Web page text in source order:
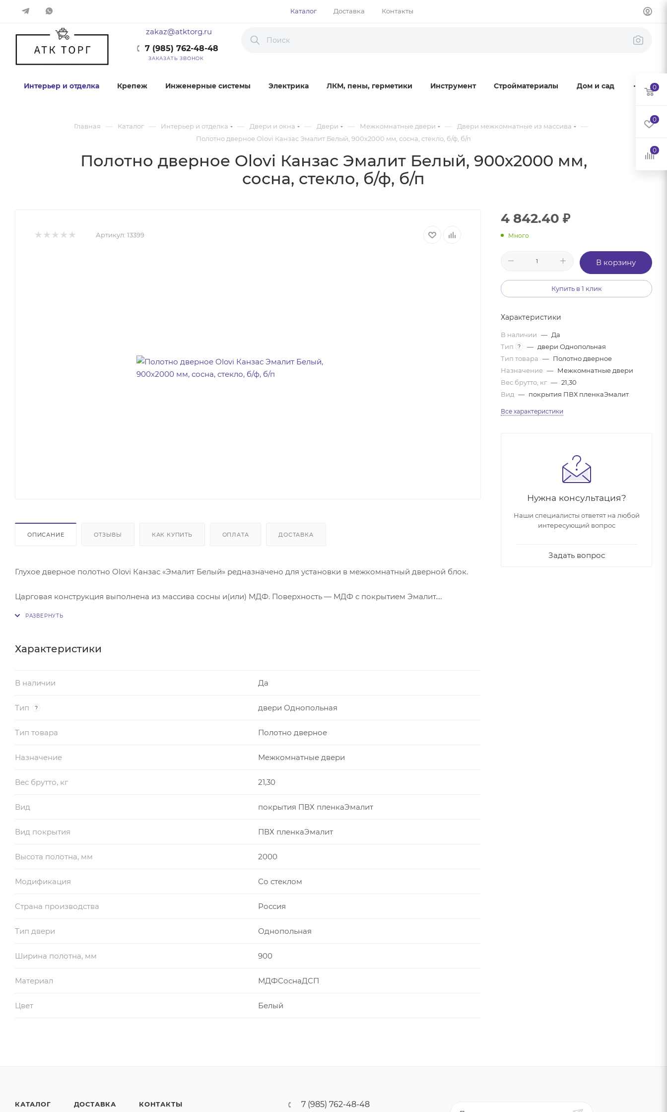
Каталог Доставка Контакты
zakaz@atktorg.ru
7 (985) 762-48-48
ЗАКАЗАТЬ ЗВОНОК
Интерьер и отделка Крепеж Инженерные системы Электрика ЛКМ, пены, герметики Инструмент Стройматериалы Дом и сад
Главная — Каталог — Интерьер и отделка — Двери и окна — Двери — Межкомнатные двери — Двери межкомнатные из массива —
Полотно дверное Olovi Канзас Эмалит Белый, 900х2000 мм, сосна, стекло, б/ф, б/п
Полотно дверное Olovi Канзас Эмалит Белый, 900х2000 мм,
сосна, стекло, б/ф, б/п
Артикул: 13399
ОПИСАНИЕ ОТЗЫВЫ КАК КУПИТЬ ОПЛАТА ДОСТАВКА
Глухое дверное полотно Olovi Канзас «Эмалит Белый» редназначено для установки в межкомнатный дверной блок.
Царговая конструкция выполнена из массива сосны и(или) МДФ. Поверхность — МДФ с покрытием Эмалит.
Характеристики
В наличии Да
Тип ? двери Однопольная
Тип товара Полотно дверное
Назначение Межкомнатные двери
Вес брутто, кг 21,30
Вид покрытия ПВХ пленкаЭмалит
Вид покрытия ПВХ пленкаЭмалит
Высота полотна, мм 2000
Модификация Со стеклом
Страна производства Россия
Тип двери Однопольная
Ширина полотна, мм 900
Материал МДФСоснаДСП
Цвет Белый
4 842.40 ₽
Много
В корзину
Купить в 1 клик
Характеристики
В наличии — Да
Тип
? — двери Однопольная
Тип товара — Полотно дверное
Назначение — Межкомнатные двери
Вес брутто, кг — 21,30
Вид — покрытия ПВХ пленкаЭмалит
Все характеристики
Нужна консультация?
Наши специалисты ответят на любой
интересующий вопрос
Задать вопрос
КАТАЛОГ ДОСТАВКА КОНТАКТЫ 7 (985) 762-48-48
0
0
0